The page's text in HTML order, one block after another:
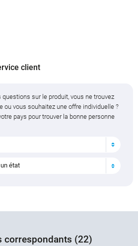
client
questions sur le produit, vous ne trouvez
ou vous souhaitez une offre individuelle ?
pays pour trouver la bonne personne
état
correspondants (22)